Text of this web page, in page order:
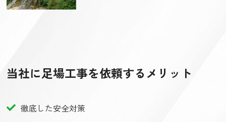
当社に足場工事を依頼するメリット
徹底した安全対策